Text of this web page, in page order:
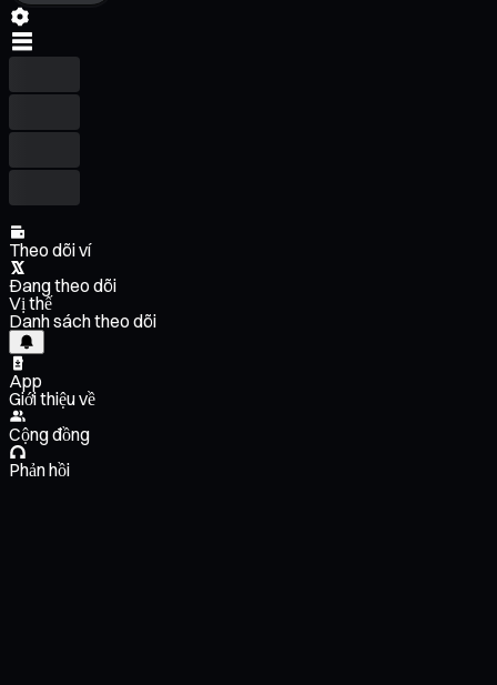
Theo dõi ví
Đang theo dõi
Vị thế
Danh sách theo dõi
App
Giới thiệu về
Cộng đồng
Phản hồi